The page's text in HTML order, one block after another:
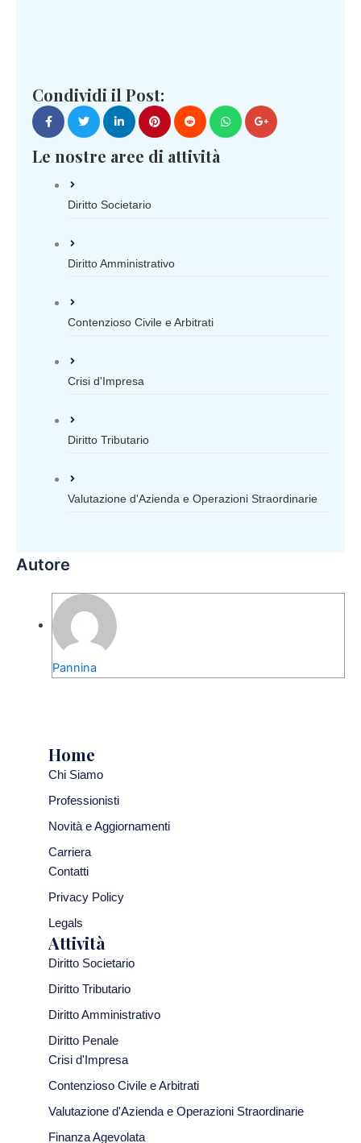
Condividi il Post:
Le nostre aree di attività
Diritto Societario
Diritto Amministrativo
Contenzioso Civile e Arbitrati
Crisi d'Impresa
Diritto Tributario
Valutazione d'Azienda e Operazioni Straordinarie
Autore
Pannina
Home
Chi Siamo
Professionisti
Novità e Aggiornamenti
Carriera
Contatti
Privacy Policy
Legals
Attività
Diritto Societario
Diritto Tributario
Diritto Amministrativo
Diritto Penale
Crisi d'Impresa
Contenzioso Civile e Arbitrati
Valutazione d'Azienda e Operazioni Straordinarie
Finanza Agevolata